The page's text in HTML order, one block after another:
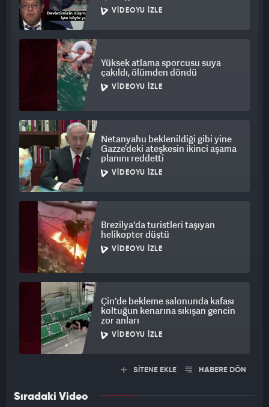
VIDEOYU İZLE
Yüksek atlama sporcusu suya
çakıldı, ölümden döndü
VIDEOYU İZLE
Netanyahu beklenildiği gibi yine
Gazze’deki ateşkesin ikinci aşama
planını reddetti
VIDEOYU İZLE
Brezilya'da turistleri taşıyan
helikopter düştü
VIDEOYU İZLE
Çin'de bekleme salonunda kafası
koltuğun kenarına sıkışan gencin
zor anları
VIDEOYU İZLE
SİTENE EKLE HABERE DÖN
Sıradaki Video